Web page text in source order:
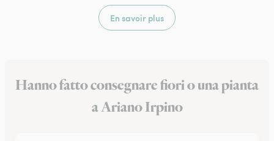
En savoir plus
Hanno fatto consegnare fiori o una pianta
a Ariano Irpino